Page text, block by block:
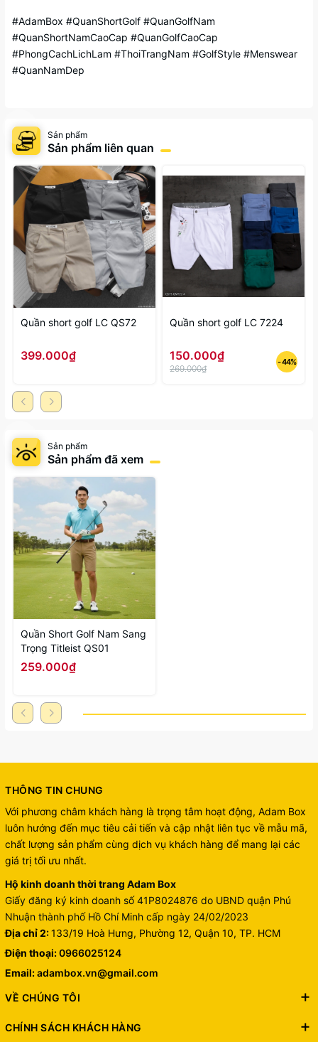
#AdamBox #QuanShortGolf #QuanGolfNam
#QuanShortNamCaoCap #QuanGolfCaoCap
#PhongCachLichLam #ThoiTrangNam #GolfStyle #Menswear
#QuanNamDep
Sản phẩm
Sản phẩm liên quan
Quần short golf LC QS72
399.000₫
Quần short golf LC 7224
150.000₫
269.000₫
- 44%
Sản phẩm
Sản phẩm đã xem
Quần Short Golf Nam Sang
Trọng Titleist QS01
259.000₫
THÔNG TIN CHUNG
Với phương châm khách hàng là trọng tâm hoạt động, Adam Box
luôn hướng đến mục tiêu cải tiến và cập nhật liên tục về mẫu mã,
chất lượng sản phẩm cùng dịch vụ khách hàng để mang lại các
giá trị tối ưu nhất.
Hộ kinh doanh thời trang Adam Box
Giấy đăng ký kinh doanh số 41P8024876 do UBND quận Phú
Nhuận thành phố Hồ Chí Minh cấp ngày 24/02/2023
Địa chỉ 2:133/19 Hoà Hưng, Phường 12, Quận 10, TP. HCM
Điện thoại:0966025124
Email:adambox.vn@gmail.com
VỀ CHÚNG TÔI
CHÍNH SÁCH KHÁCH HÀNG